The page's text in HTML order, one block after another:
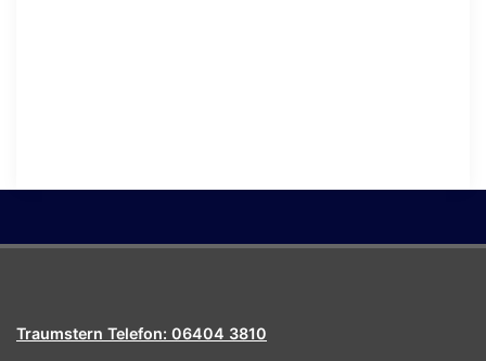
Traumstern Telefon: 06404 3810